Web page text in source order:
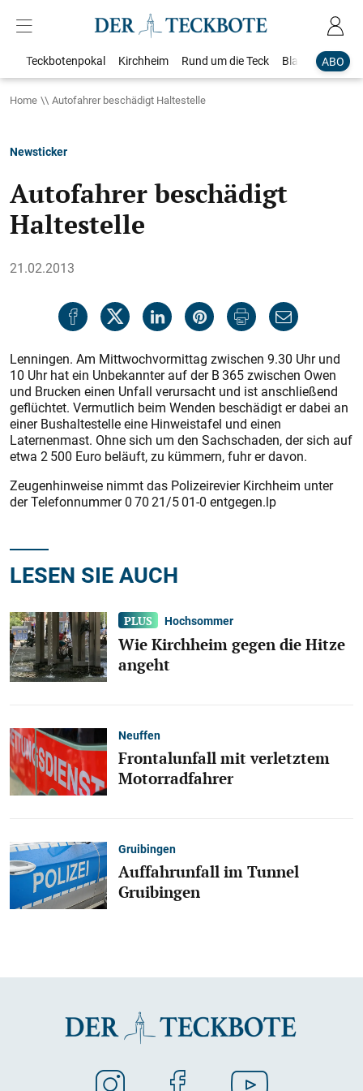
ABO
Teckbotenpokal Kirchheim Rund um die Teck Blaulicht
Home Autofahrer beschädigt Haltestelle
Newsticker
Autofahrer beschädigt
Haltestelle
21.02.2013
Lenningen. Am Mittwochvormittag zwischen 9.30 Uhr und
10 Uhr hat ein Unbekannter auf der B 365 zwischen Owen
und Brucken einen Unfall verursacht und ist anschließend
geflüchtet. Vermutlich beim Wenden beschädigt er dabei an
einer Bushaltestelle eine Hinweistafel und einen
Laternenmast. Ohne sich um den Sachschaden, der sich auf
etwa 2 500 Euro beläuft, zu kümmern, fuhr er davon.
Zeugenhinweise nimmt das Polizeirevier Kirchheim unter
der Telefonnummer 0 70 21/5 01-0 entgegen.lp
LESEN SIE AUCH
Hochsommer
Wie Kirchheim gegen die Hitze
angeht
Neuffen
Frontalunfall mit verletztem
Motorradfahrer
Gruibingen
Auffahrunfall im Tunnel
Gruibingen